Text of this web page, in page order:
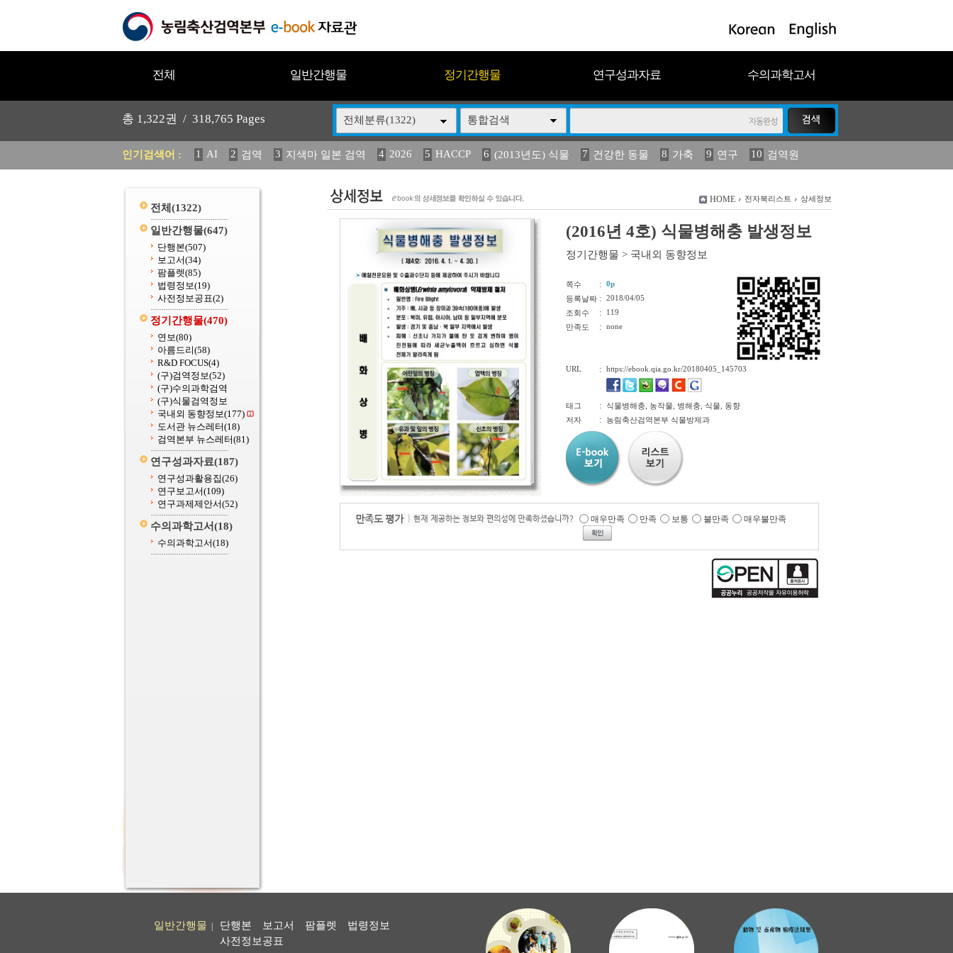
전체 일반간행물 정기간행물 연구성과자료 수의과학고서
총 1,322권 / 318,765 Pages 전체분류(1322) 통합검색
인기검색어 : 1 AI 2 검역 3 지색마 일본 검역 4 2026 5 HACCP 6 (2013년도) 식물 7 건강한 동물 8 가축 9 연구 10 검역원
11 2025 12 중독성 식물 도감 13 媛 異 14 (2013년도) 식 15 구제역 16 관리 17 연보 18 농림수산 19 2023
전체 (1322)
일반간행물(647)
단행본(507)
보고서(34)
팜플렛(85)
법령정보(19)
사전정보공표(2)
정기간행물(470)
연보(80)
아름드리(58)
R&D FOCUS(4)
(구)검역정보(52)
(구)수의과학검역
(구)식물검역정보
국내외 동향정보(177)
도서관 뉴스레터(18)
검역본부 뉴스레터(81)
연구성과자료(187)
연구성과활용집(26)
연구보고서(109)
연구과제제안서(52)
수의과학고서(18)
수의과학고서(18)
HOME 전자북리스트 상세정보
(2016년 4호) 식물병해충 발생정보
정기간행물 > 국내외 동향정보
쪽수 :
0p
등록날짜 :
2018/04/05
조회수
:
119
만족도
: none
URL : https://ebook.qia.go.kr/20180405_145703
태그 :
식물병해충, 농작물, 병해충, 식물, 동향
저자
: 농림축산검역본부 식물방제과
매우만족 만족 보통 불만족 매우불만족
일반간행물 단행본 보고서 팜플렛
법령정보
사전정보공표